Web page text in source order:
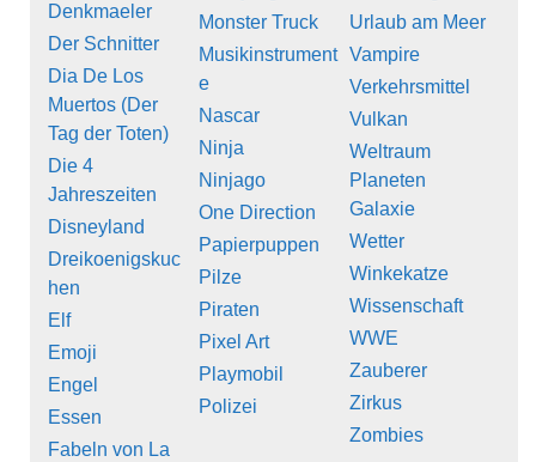
Denkmaeler
Der Schnitter
Dia De Los
Muertos (Der
Tag der Toten)
Die 4
Jahreszeiten
Disneyland
Dreikoenigskuc
hen
Elf
Emoji
Engel
Essen
Fabeln von La
Monster Truck
Musikinstrument
e
Nascar
Ninja
Ninjago
One Direction
Papierpuppen
Pilze
Piraten
Pixel Art
Playmobil
Polizei
Urlaub am Meer
Vampire
Verkehrsmittel
Vulkan
Weltraum
Planeten
Galaxie
Wetter
Winkekatze
Wissenschaft
WWE
Zauberer
Zirkus
Zombies